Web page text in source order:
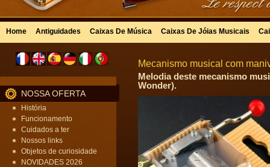
Home Antiguidades Caixas De Música Caixas De Jóias Musicais
NOSSA OFERTA
História
Funcionamento
Cuidados a ter
Nossos links
Objetos de curiosidade
NOVIDADES 2026
Mecanismo musical com
Melodia deste mecanismo
Wonder).